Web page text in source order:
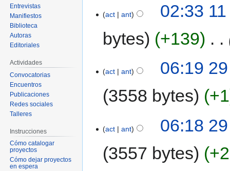
act ant
02:33
bytes
+139
act ant
06:19
3558 bytes
+1
act ant
06:18
3557 bytes
Entrevistas
Manifiestos
Biblioteca
Autoras
Editoriales
Actividades
Convocatorias
Encuentros
Publicaciones
Redes sociales
Talleres
Instrucciones
Cómo catalogar
proyectos
Cómo dejar proyectos
en espera